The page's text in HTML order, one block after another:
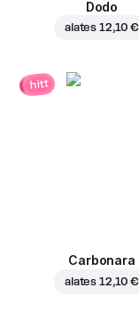
Dodo
alates 12,10 €
hitt
Carbonara
alates 12,10 €